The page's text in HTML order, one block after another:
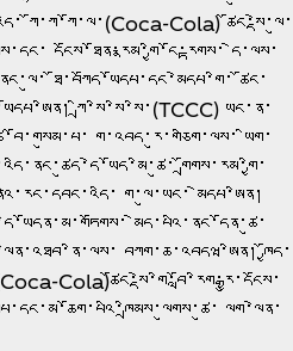
ཀོ་ཀ་ཀོ་ལ་(Coca‑Cola) ཚོང་སྡེ་ལུ་
དངོས་ཐོན་རྣམ་གྱི་ངོ་རྟགས་ དེ་ལས་
ཐོ་བཀོད་ཡོདཔ་དང་མེདཔ་གི་ ཚོང་
ཀྲི་སི་སི་སི་(TCCC) ཡང་ན་
ག་འབད་རུ་གཅིག་ལས་ ཡིག་
གྲོགས་རམ་གྱི་
ག་ལུ་ཡང་ མེདཔ་ཨིན།
མེད་པའི་ནང་དོན་ཚུ་
བཀག་ཆ་འབདཝ་ཨིན། ཁྱོད་
ལག་ལེན་